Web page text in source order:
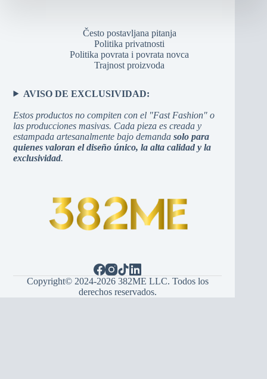
Često postavljana pitanja
Politika privatnosti
Politika povrata i povrata novca
Trajnost proizvoda
AVISO DE EXCLUSIVIDAD:
Estos productos no compiten con el "Fast Fashion" o
las producciones masivas. Cada pieza es creada y
estampada artesanalmente bajo demandasolo para
quienes valoran el diseño único, la alta calidad y la
exclusividad.
Copyright© 2024-2026 382ME LLC. Todos los
derechos reservados.